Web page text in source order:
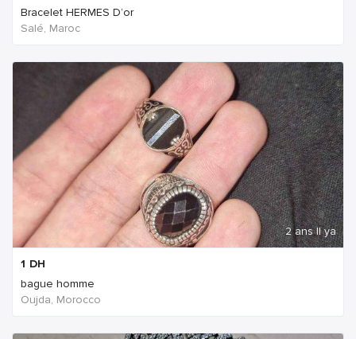
Bracelet HERMES D’or
Salé, Maroc
2 ans Il ya
1 DH
bague homme
Oujda, Morocco